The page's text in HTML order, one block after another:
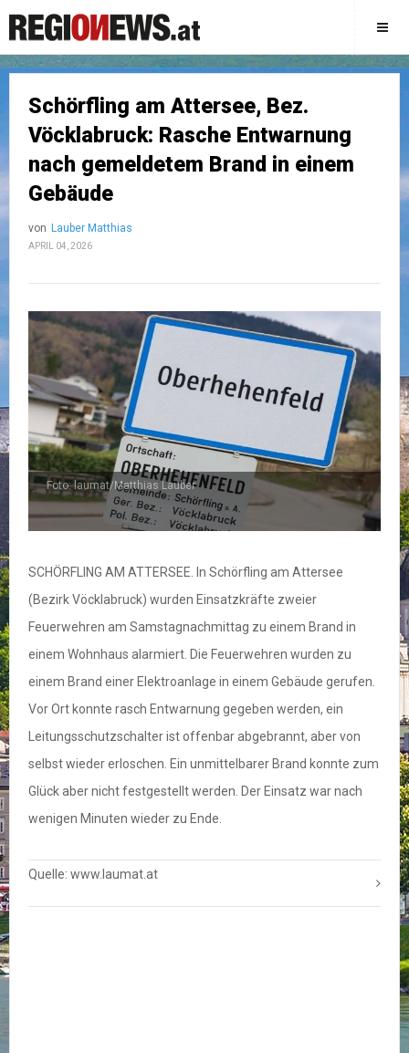
Schörfling am Attersee, Bez.
Vöcklabruck: Rasche Entwarnung
nach gemeldetem Brand in einem
Gebäude
von Lauber Matthias
APRIL 04, 2026
Foto: laumat/Matthias Lauber
SCHÖRFLING AM ATTERSEE. In Schörfling am Attersee
(Bezirk Vöcklabruck) wurden Einsatzkräfte zweier
Feuerwehren am Samstagnachmittag zu einem Brand in
einem Wohnhaus alarmiert. Die Feuerwehren wurden zu
einem Brand einer Elektroanlage in einem Gebäude gerufen.
Vor Ort konnte rasch Entwarnung gegeben werden, ein
Leitungsschutzschalter ist offenbar abgebrannt, aber von
selbst wieder erloschen. Ein unmittelbarer Brand konnte zum
Glück aber nicht festgestellt werden. Der Einsatz war nach
wenigen Minuten wieder zu Ende.
Quelle: www.laumat.at